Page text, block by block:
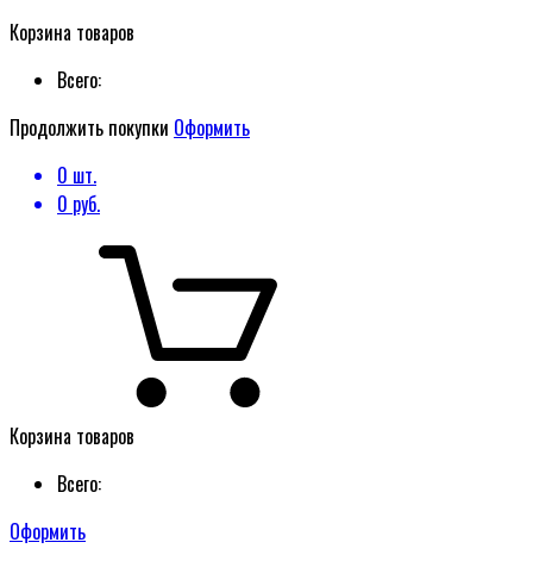
Корзина товаров
Всего:
Продолжить покупки Оформить
0 шт.
0 руб.
Корзина товаров
Всего:
Оформить